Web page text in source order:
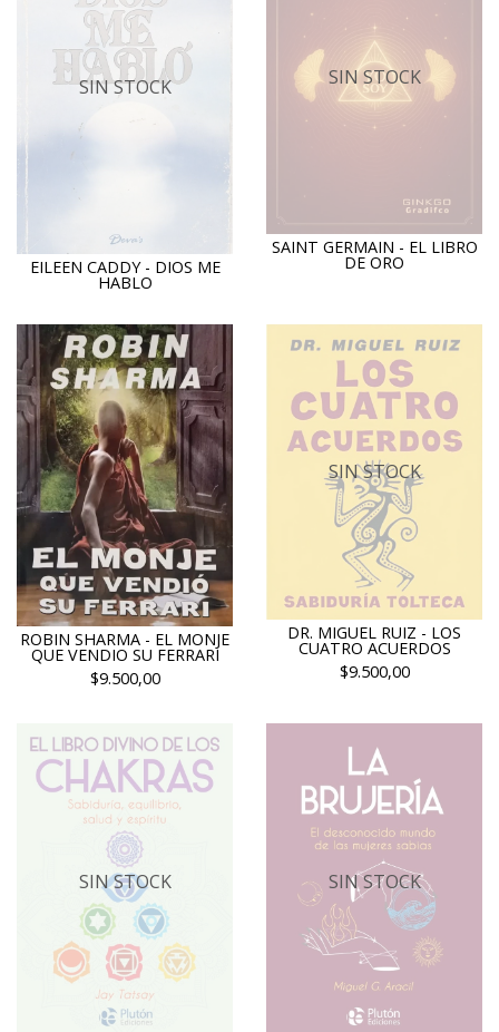
SIN STOCK
EILEEN CADDY - DIOS ME
HABLO
SIN STOCK
SAINT GERMAIN - EL LIBRO
DE ORO
ROBIN SHARMA - EL MONJE
QUE VENDIO SU FERRARI
$9.500,00
SIN STOCK
DR. MIGUEL RUIZ - LOS
CUATRO ACUERDOS
$9.500,00
SIN STOCK SIN STOCK